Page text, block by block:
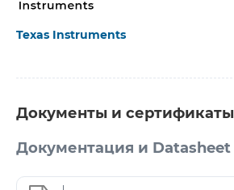
Texas Instruments
Документы и сертификаты
Документация и Datasheet